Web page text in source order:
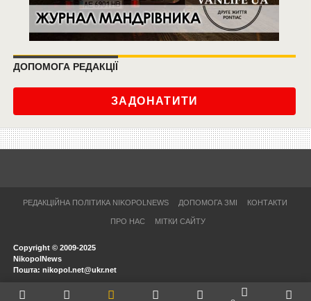
ДОПОМОГА РЕДАКЦІЇ
ЗАДОНАТИТИ
РЕДАКЦІЙНА ПОЛІТИКА NIKOPOLNEWS ДОПОМОГА ЗМІ КОНТАКТИ
ПРО НАС МІТКИ САЙТУ
Copyright © 2009-2025
NikopolNews
Пошта: nikopol.net@ukr.net